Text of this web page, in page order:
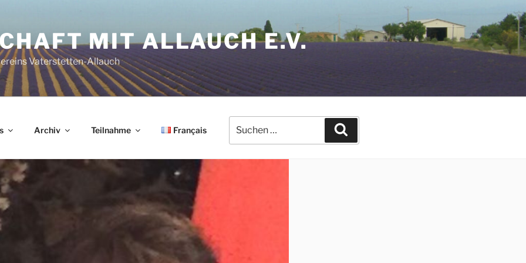
MIT ALLAUCH E.V.
Vaterstetten-Allauch
Archiv Teilnahme Français
nach: